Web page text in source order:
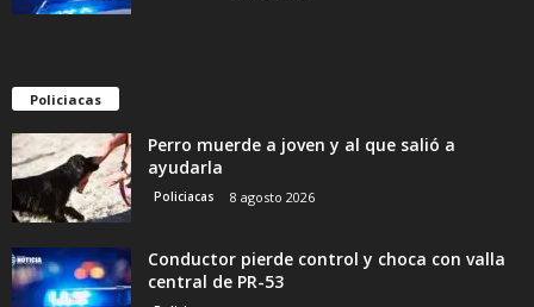
Policiacas
Perro muerde a joven y al que salió a
ayudarla
Policiacas 8 agosto 2026
Conductor pierde control y choca con valla
central de PR-53